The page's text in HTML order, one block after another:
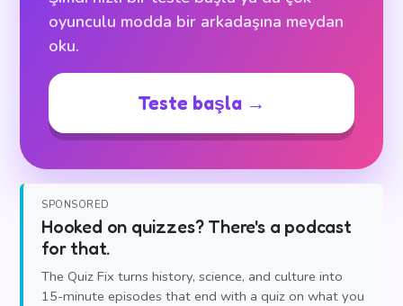
oyunculu modda bir arkadaşına meydan
oku.
Teste başla →
SPONSORED
Hooked on quizzes? There's a podcast
for that.
The Quiz Fix turns history, science, and culture into
15-minute episodes that end with a quiz on what you